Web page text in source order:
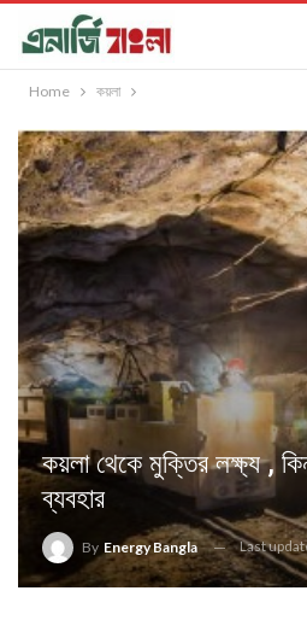
Home কয়লা
কয়লা থেকে মুক্তির লক্ষ্য ,
ব্যবহার
By Energy Bangla Last